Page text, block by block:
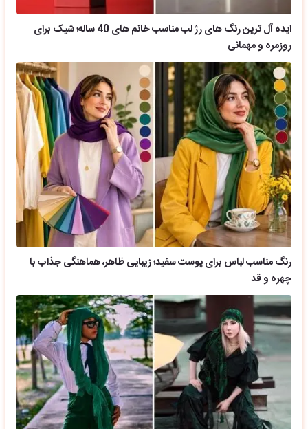
ایده آل ترین رنگ های رژ لب مناسب خانم های 40 ساله؛ شیک برای
روزمره و مهمانی
رنگ مناسب لباس برای پوست سفید؛ زیبایی ظاهر، هماهنگی جذاب با
چهره و قد